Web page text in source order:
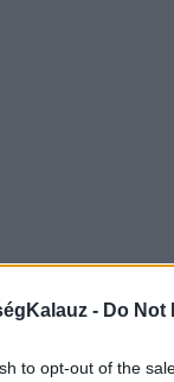
- Do Not
to opt-out of the